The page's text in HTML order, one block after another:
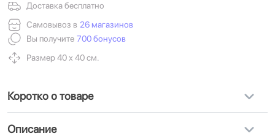
Доставка бесплатно
Самовывоз в 26 магазинов
Вы получите 700 бонусов
Размер 40 х 40 см.
Коротко о товаре
Описание